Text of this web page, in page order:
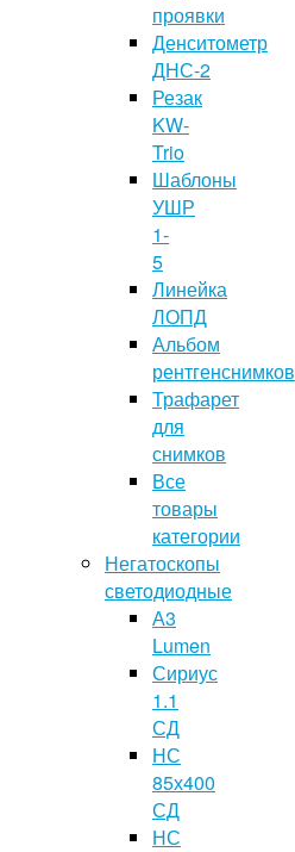
проявки
Денситометр
ДНС-2
Резак
KW-
Trio
Шаблоны
УШР
1-
5
Линейка
ЛОПД
Альбом
рентгенснимков
Трафарет
для
снимков
Все
товары
категории
Негатоскопы
светодиодные
А3
Lumen
Сириус
1.1
СД
НС
85х400
СД
НС